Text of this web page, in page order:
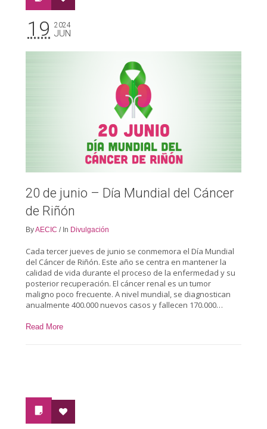
19 2024
JUN
20 de junio – Día Mundial del Cáncer
de Riñón
ByAECIC / In Divulgación
Cada tercer jueves de junio se conmemora el Día Mundial
del Cáncer de Riñón. Este año se centra en mantener la
calidad de vida durante el proceso de la enfermedad y su
posterior recuperación. El cáncer renal es un tumor
maligno poco frecuente. A nivel mundial, se diagnostican
anualmente 400.000 nuevos casos y fallecen 170.000…
Read More